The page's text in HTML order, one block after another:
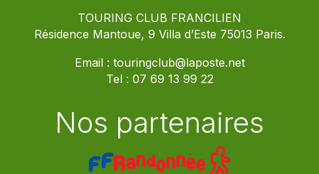
TOURING CLUB FRANCILIEN
Résidence Mantoue, 9 Villa d’Este 75013 Paris.
Email : touringclub@laposte.net
Tel : 07 69 13 99 22
Nos partenaires